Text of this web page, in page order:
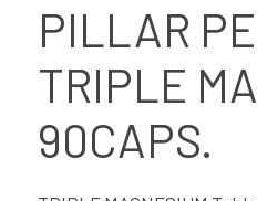
PILLAR
TRIPLE
90CAPS.